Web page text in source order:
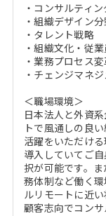
・コンサルティ
・組織デザイン
・タレント戦略
・組織文化・従
・業務プロセス
・チェンジマネ
＜職場環境＞
日本法人と外資
トで風通しの良
活躍をいただけ
導入していてご
択が可能です。
務体制など働く
ルリモートに近
顧客志向でコンサ